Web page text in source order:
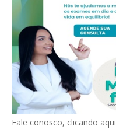
Fale conosco, clicando aqui